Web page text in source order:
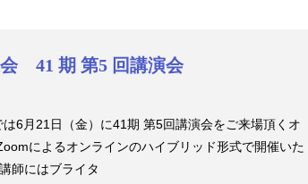
41 期 第5 回講演会
は6月21日（金）に41期 第5回講演会をご来場頂くオ
によるオンラインのハイブリッド形式で開催いた
師にはブライタ